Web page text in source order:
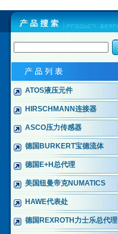
ATOS液压元件
HIRSCHMANN连接器
ASCO压力传感器
德国BURKERT宝德流体
德国E+H总代理
美国纽曼帝克NUMATICS
HAWE代表处
德国REXROTH力士乐总代理